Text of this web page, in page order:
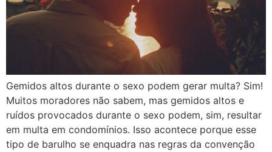
Gemidos altos durante o sexo podem gerar multa? Sim!
Muitos moradores não sabem, mas gemidos altos e
ruídos provocados durante o sexo podem, sim, resultar
em multa em condomínios. Isso acontece porque esse
tipo de barulho se enquadra nas regras da convenção